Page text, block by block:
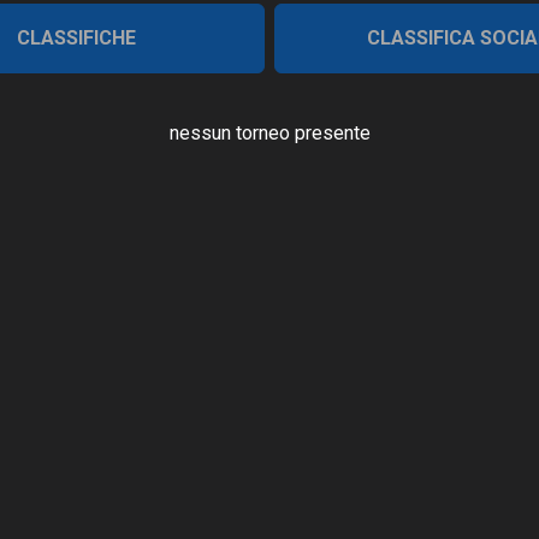
CLASSIFICHE CLASSIFICA
nessun torneo presente